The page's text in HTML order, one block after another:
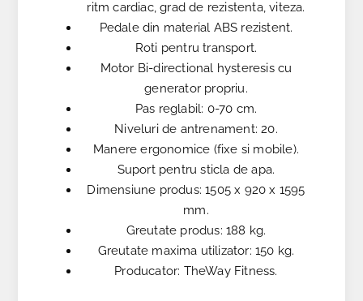
ritm cardiac, grad de rezistenta, viteza.
Pedale din material ABS rezistent.
Roti pentru transport.
Motor Bi-directional hysteresis cu
generator propriu.
Pas reglabil: 0-70 cm.
Niveluri de antrenament: 20.
Manere ergonomice (fixe si mobile).
Suport pentru sticla de apa.
Dimensiune produs: 1505 x 920 x 1595
mm.
Greutate produs: 188 kg.
Greutate maxima utilizator: 150 kg.
Producator: TheWay Fitness.